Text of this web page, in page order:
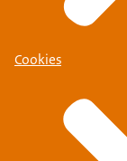
Cookies